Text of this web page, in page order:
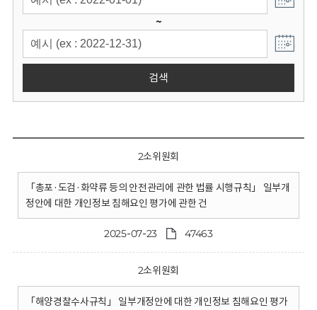
~
검색
2소위원회
「총포·도검·화약류 등의 안전관리에 관한 법률 시행규칙」 일부개
정안에 대한 개인정보 침해요인 평가에 관한 건
2025-07-23 47463
2소위원회
「해양경찰수사규칙」 일부개정안에 대한 개인정보 침해요인 평가